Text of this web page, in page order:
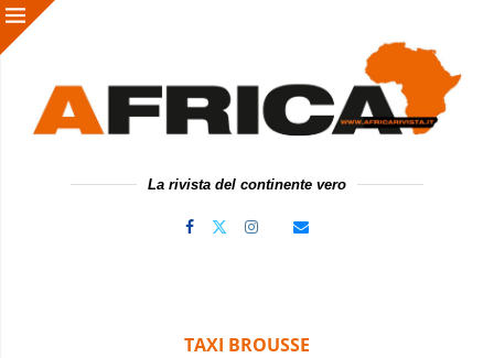
La rivista del continente vero
TAXI BROUSSE